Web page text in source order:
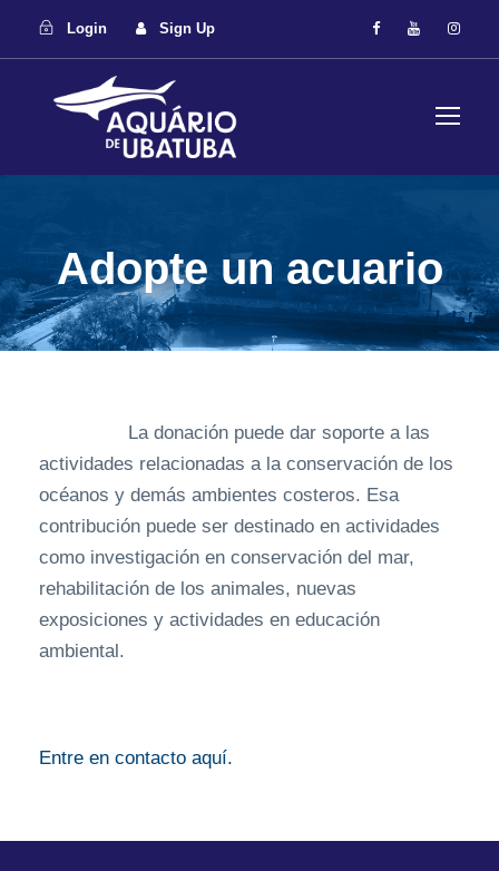
Login Sign Up
Adopte un acuario
La donación puede dar soporte a las
actividades relacionadas a la conservación de los
océanos y demás ambientes costeros. Esa
contribución puede ser destinado en actividades
como investigación en conservación del mar,
rehabilitación de los animales, nuevas
exposiciones y actividades en educación
ambiental.
Entre en contacto aquí.